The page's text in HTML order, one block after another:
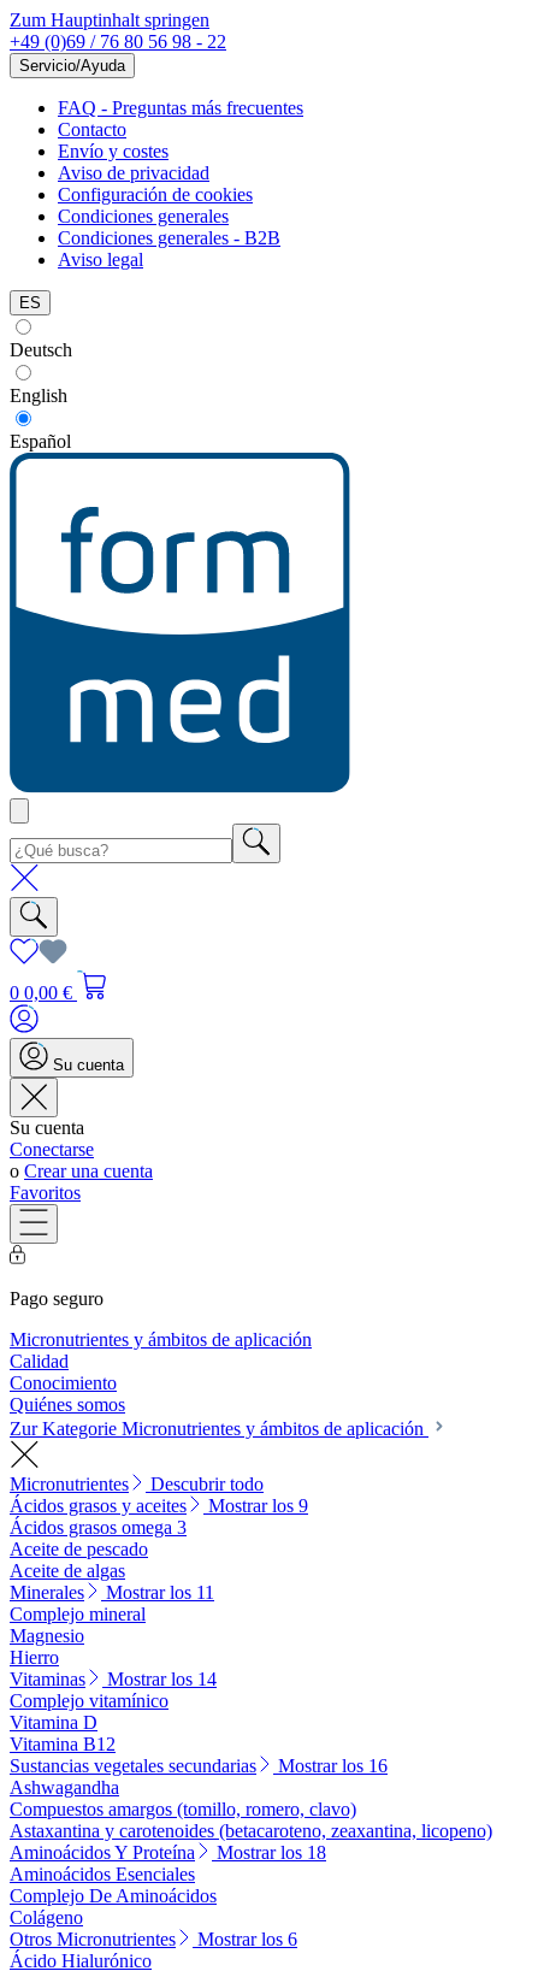
Zum Hauptinhalt springen
+49 (0)69 / 76 80 56 98 - 22
Servicio/Ayuda
FAQ - Preguntas más frecuentes
Contacto
Envío y costes
Aviso de privacidad
Configuración de cookies
Condiciones generales
Condiciones generales - B2B
Aviso legal
ES
Deutsch
English
Español
0 0,00 €
Su cuenta
Su cuenta
Conectarse
o Crear una cuenta
Favoritos
Pago seguro
Micronutrientes y ámbitos de aplicación
Calidad
Conocimiento
Quiénes somos
Zur Kategorie Micronutrientes y ámbitos de aplicación
Micronutrientes
Descubrir todo
Ácidos grasos y aceites
Mostrar los 9
Ácidos grasos omega 3
Aceite de pescado
Aceite de algas
Minerales
Mostrar los 11
Complejo mineral
Magnesio
Hierro
Vitaminas
Mostrar los 14
Complejo vitamínico
Vitamina D
Vitamina B12
Sustancias vegetales secundarias
Mostrar los 16
Ashwagandha
Compuestos amargos (tomillo, romero, clavo)
Astaxantina y carotenoides (betacaroteno, zeaxantina, licopeno)
Aminoácidos Y Proteína
Mostrar los 18
Aminoácidos Esenciales
Complejo De Aminoácidos
Colágeno
Otros Micronutrientes
Mostrar los 6
Ácido Hialurónico